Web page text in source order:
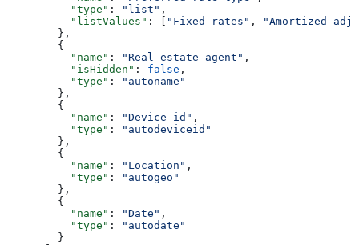
          "type"
: "list" ,
          "listValues"
: [ "Fixed rates" ,
"Amortized
        },
        {
          "name"
: "Real estate agent" ,
          "isHidden"
: false ,
          "type"
:
"autoname"
        },
        {
          "name"
: "Device id" ,
          "type"
:
"autodeviceid"
        },
        {
          "name"
: "Location" ,
          "type"
:
"autogeo"
        },
        {
          "name"
: "Date" ,
          "type"
:
"autodate"
        }